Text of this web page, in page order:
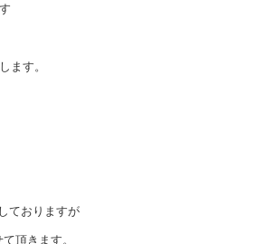
ます。
ておりますが
頂きます。